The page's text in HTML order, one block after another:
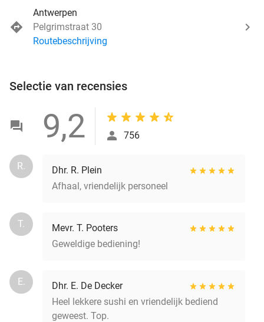
Antwerpen
Pelgrimstraat 30
Routebeschrijving
Selectie van recensies
9,2 756
R.
Dhr. R. Plein
Afhaal, vriendelijk personeel
T.
Mevr. T. Pooters
Geweldige bediening!
E.
Dhr. E. De Decker
Heel lekkere sushi en vriendelijk bediend
geweest. Top.